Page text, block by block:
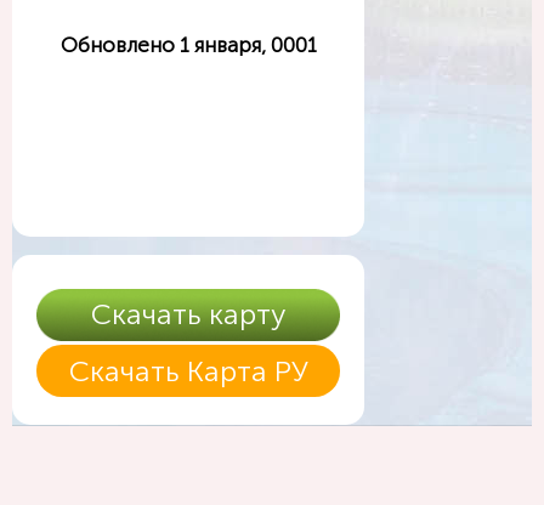
Обновлено 1 января, 0001
Скачать карту
Скачать Карта РУ